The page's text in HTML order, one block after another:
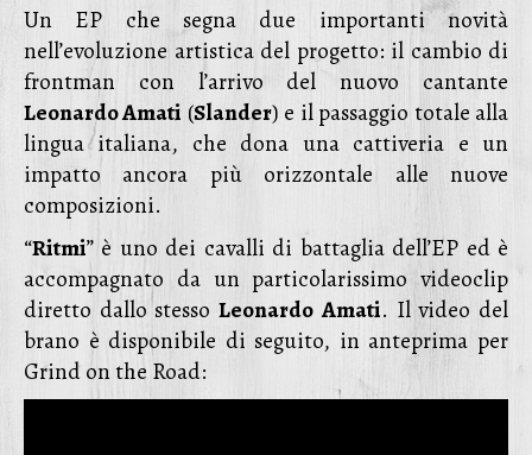
Un EP che segna due importanti novità
nell’evoluzione artistica del progetto: il cambio di
frontman con l’arrivo del nuovo cantante
Leonardo Amati (Slander) e il passaggio totale alla
lingua italiana, che dona una cattiveria e un
impatto ancora più orizzontale alle nuove
composizioni.
“Ritmi” è uno dei cavalli di battaglia dell’EP ed è
accompagnato da un particolarissimo videoclip
diretto dallo stessoLeonardo Amati. Il video del
brano è disponibile di seguito, in anteprima per
Grind on the Road: